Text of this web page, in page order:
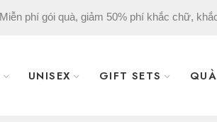
Miễn phí gói quà, giảm 50% phí khắc chữ,
UNISEX GIFT SETS